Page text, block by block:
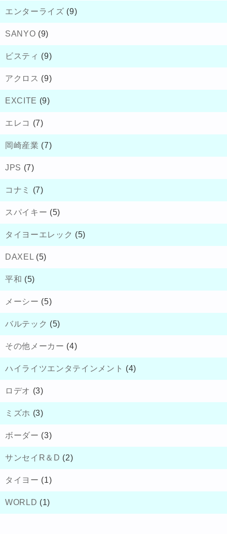
エンターライズ (9)
SANYO (9)
ビスティ (9)
アクロス (9)
EXCITE (9)
エレコ (7)
岡崎産業 (7)
JPS (7)
コナミ (7)
スパイキー (5)
タイヨーエレック (5)
DAXEL (5)
平和 (5)
メーシー (5)
バルテック (5)
その他メーカー (4)
ハイライツエンタテインメント (4)
ロデオ (3)
ミズホ (3)
ボーダー (3)
サンセイR＆D (2)
タイヨー (1)
WORLD (1)